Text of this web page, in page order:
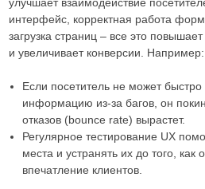
интерфейс, корректная работа
загрузка страниц – все это
и увеличивает конверсии. Например:
Если посетитель не может
информацию из-за багов, он
отказов (bounce rate) вырастет.
Регулярное тестирование UX
места и устранять их до того, как
впечатление клиентов.